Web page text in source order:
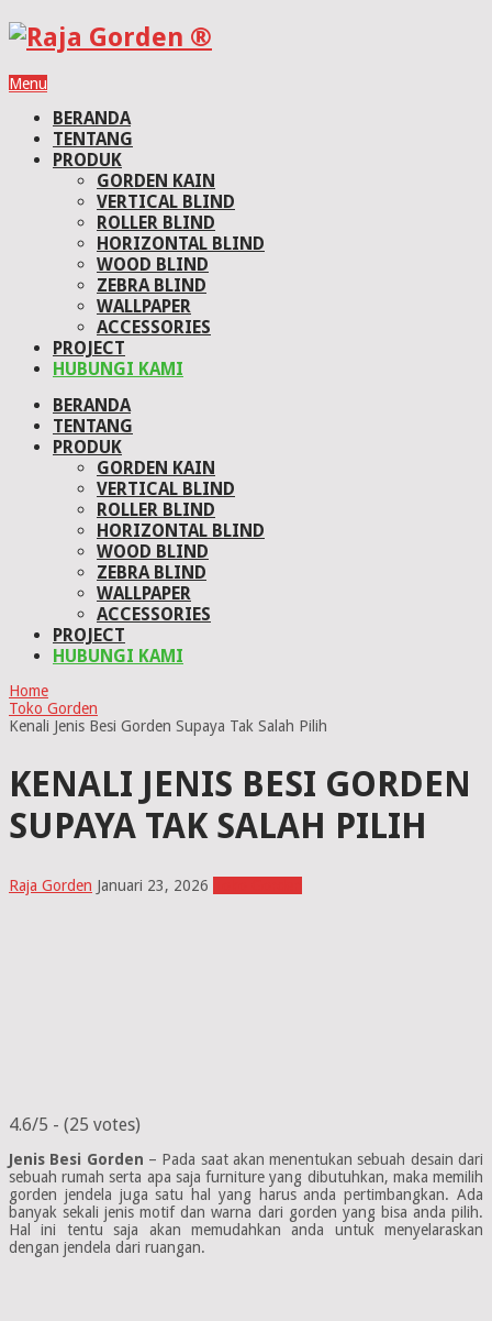
Menu
BERANDA
TENTANG
PRODUK
GORDEN KAIN
VERTICAL BLIND
ROLLER BLIND
HORIZONTAL BLIND
WOOD BLIND
ZEBRA BLIND
WALLPAPER
ACCESSORIES
PROJECT
HUBUNGI KAMI
BERANDA
TENTANG
PRODUK
GORDEN KAIN
VERTICAL BLIND
ROLLER BLIND
HORIZONTAL BLIND
WOOD BLIND
ZEBRA BLIND
WALLPAPER
ACCESSORIES
PROJECT
HUBUNGI KAMI
Home
Toko Gorden
Kenali Jenis Besi Gorden Supaya Tak Salah Pilih
KENALI JENIS BESI GORDEN
SUPAYA TAK SALAH PILIH
Raja Gorden Januari 23, 2026
4.6/5 - (25 votes)
Jenis Besi Gorden – Pada saat akan menentukan sebuah desain dari
sebuah rumah serta apa saja furniture yang dibutuhkan, maka memilih
gorden jendela juga satu hal yang harus anda pertimbangkan. Ada
banyak sekali jenis motif dan warna dari gorden yang bisa anda pilih.
Hal ini tentu saja akan memudahkan anda untuk menyelaraskan
dengan jendela dari ruangan.